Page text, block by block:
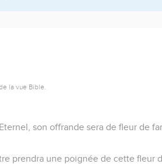
la vue Bible.
son offrande sera de fleur de
prendra une poignée de cette fleur